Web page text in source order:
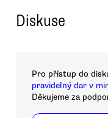
Diskuse
Pro přístup do
pravidelný dar v
Děkujeme za